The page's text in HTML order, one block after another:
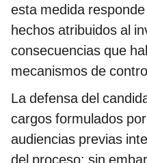
esta medida
hechos atribuidos al
consecuencias que
mecanismos de
La defensa del
cargos formulados
audiencias previas
del proceso; sin